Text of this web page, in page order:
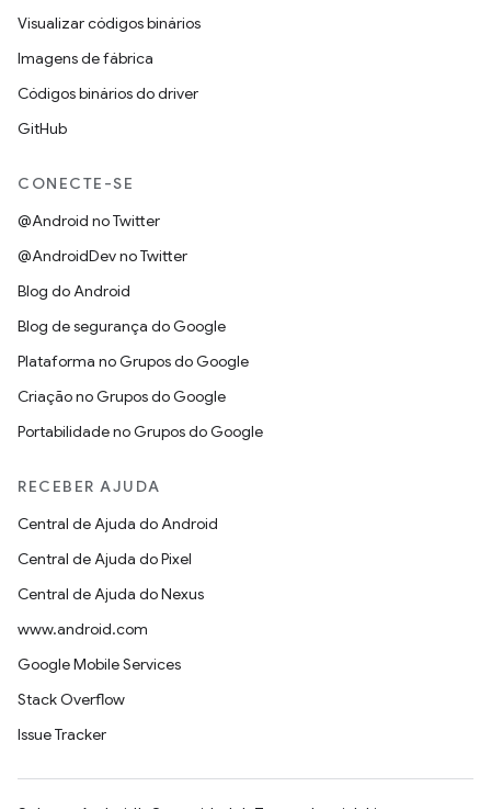
Visualizar códigos binários
Imagens de fábrica
Códigos binários do driver
GitHub
CONECTE-SE
@Android no Twitter
@AndroidDev no Twitter
Blog do Android
Blog de segurança do Google
Plataforma no Grupos do Google
Criação no Grupos do Google
Portabilidade no Grupos do Google
RECEBER AJUDA
Central de Ajuda do Android
Central de Ajuda do Pixel
Central de Ajuda do Nexus
www.android.com
Google Mobile Services
Stack Overflow
Issue Tracker